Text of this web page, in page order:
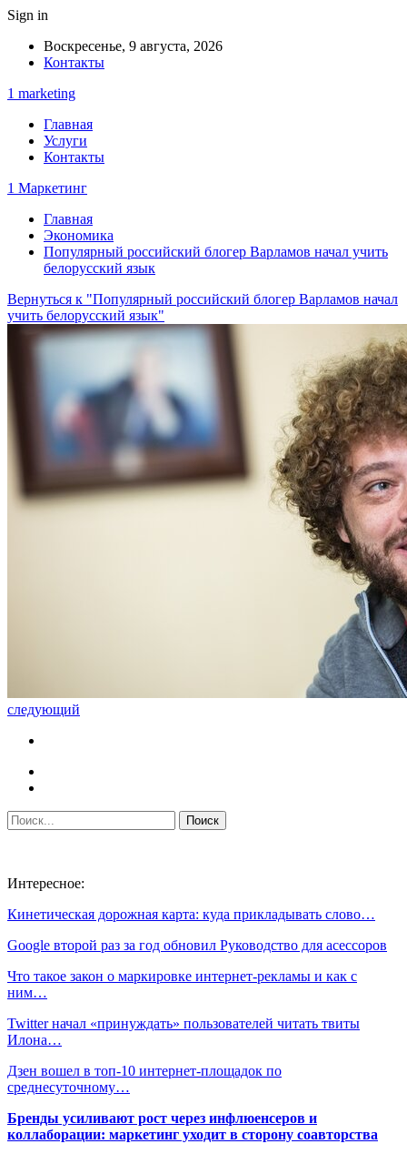
Sign in
Воскресенье, 9 августа, 2026
Контакты
1 marketing
Главная
Услуги
Контакты
1 Маркетинг
Главная
Экономика
Популярный российский блогер Варламов начал учить
белорусский язык
Вернуться к "Популярный российский блогер Варламов начал
учить белорусский язык"
следующий
Интересное:
Кинетическая дорожная карта: куда прикладывать слово…
Google второй раз за год обновил Руководство для асессоров
Что такое закон о маркировке интернет-рекламы и как с
ним…
Twitter начал «принуждать» пользователей читать твиты
Илона…
Дзен вошел в топ-10 интернет-площадок по
среднесуточному…
Бренды усиливают рост через инфлюенсеров и
коллаборации: маркетинг уходит в сторону соавторства